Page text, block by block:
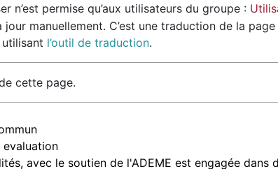
n’est permise qu’aux utilisateurs du groupe :
manuellement. C’est une traduction de la page
l’outil de traduction.
cette page.